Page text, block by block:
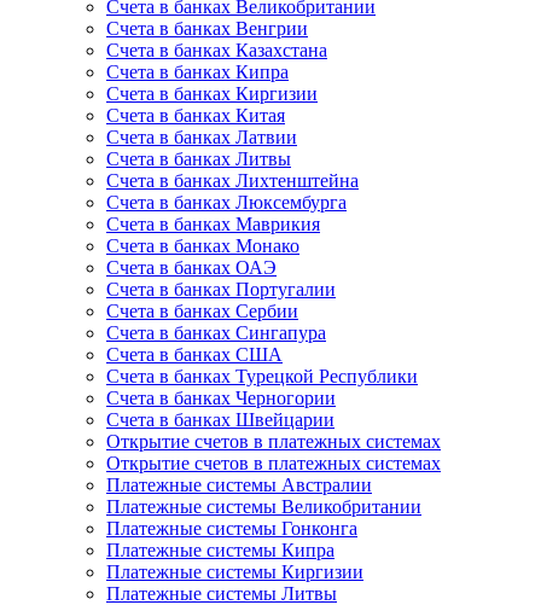
Счета в банках Великобритании
Счета в банках Венгрии
Счета в банках Казахстана
Счета в банках Кипра
Счета в банках Киргизии
Счета в банках Китая
Счета в банках Латвии
Счета в банках Литвы
Счета в банках Лихтенштейна
Счета в банках Люксембурга
Счета в банках Маврикия
Счета в банках Монако
Счета в банках ОАЭ
Счета в банках Португалии
Счета в банках Сербии
Счета в банках Сингапура
Счета в банках США
Счета в банках Турецкой Республики
Счета в банках Черногории
Счета в банках Швейцарии
Открытие счетов в платежных системах
Открытие счетов в платежных системах
Платежные системы Австралии
Платежные системы Великобритании
Платежные системы Гонконга
Платежные системы Кипра
Платежные системы Киргизии
Платежные системы Литвы